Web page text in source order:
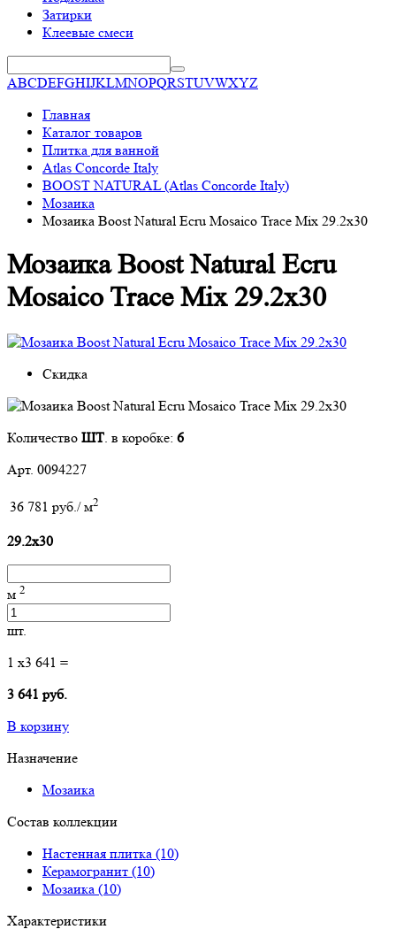
Затирки
Клеевые смеси
ABCDEFGHIJKLMNOPQRSTUVWXYZ
Главная
Каталог товаров
Плитка для ванной
Atlas Concorde Italy
BOOST NATURAL (Atlas Concorde Italy)
Мозаика
Мозаика Boost Natural Ecru Mosaico Trace Mix 29.2x30
Мозаика Boost Natural Ecru
Mosaico Trace Mix 29.2x30
Скидка
Количество ШТ. в коробке: 6
Арт. 0094227
36 781 руб./ м2
29.2х30
м 2
шт.
1 x3 641 =
3 641 руб.
В корзину
Назначение
Мозаика
Состав коллекции
Настенная плитка (10)
Керамогранит (10)
Мозаика (10)
Характеристики